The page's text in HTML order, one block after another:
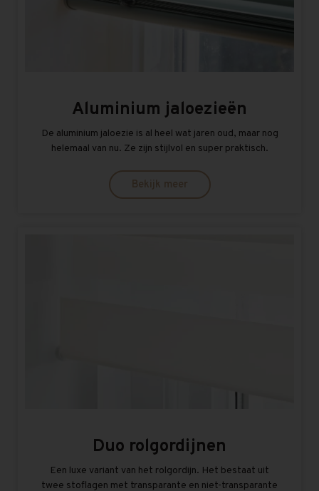
Aluminium jaloezieën
De aluminium jaloezie is al heel wat jaren oud, maar nog
helemaal van nu. Ze zijn stijlvol en super praktisch.
Bekijk meer
Duo rolgordijnen
Een luxe variant van het rolgordijn. Het bestaat uit
twee stoflagen met transparante en niet-transparante